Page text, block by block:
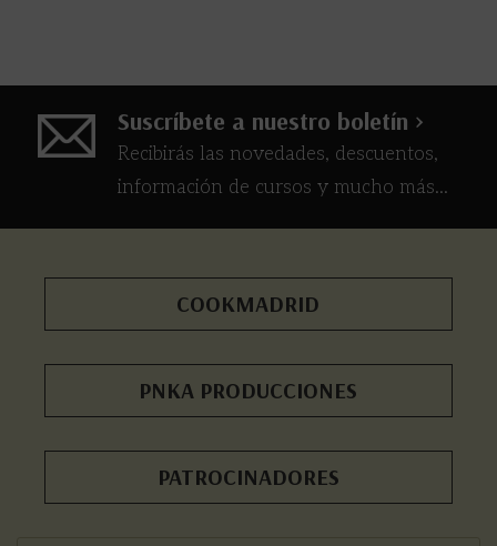
Suscríbete a nuestro boletín >
Recibirás las novedades, descuentos,
información de cursos y mucho más...
COOKMADRID
PNKA PRODUCCIONES
PATROCINADORES